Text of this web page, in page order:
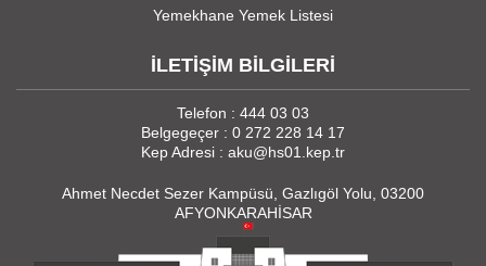
Yemekhane Yemek Listesi
İLETİŞİM BİLGİLERİ
Telefon : 444 03 03
Belgegeçer : 0 272 228 14 17
Kep Adresi : aku@hs01.kep.tr
Ahmet Necdet Sezer Kampüsü, Gazlıgöl Yolu, 03200
AFYONKARAHİSAR